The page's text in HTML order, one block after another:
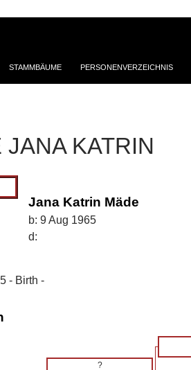
STAMMBÄUME PERSONENVERZEICHNIS
JANA KATRIN
Jana Katrin Mäde
b: 9 Aug 1965
d:
- Birth -
?